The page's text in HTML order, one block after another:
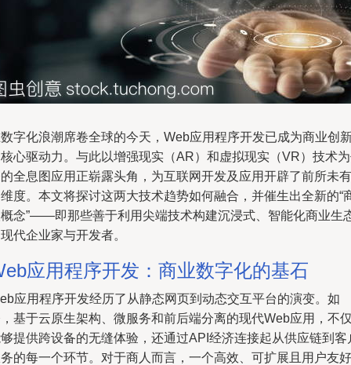
字化浪潮席卷全球的今天，Web应用程序开发已成为商业创
心驱动力。与此以增强现实（AR）和虚拟现实（VR）技术
全息图应用正崭露头角，为互联网开发及应用开辟了前所未有
度。本文将探讨这两大技术趋势如何融合，并催生出全新的“
念”——即那些善于利用尖端技术构建沉浸式、智能化商业生
代企业家与开发者。
应用程序开发：商业数字化的基石
应用程序开发经历了从静态网页到动态交互平台的演变。如
基于云原生架构、微服务和前后端分离的现代Web应用，不
提供跨设备的无缝体验，还通过API经济连接起从供应链到客
的每一个环节。对于商人而言，一个高效、可扩展且用户友好